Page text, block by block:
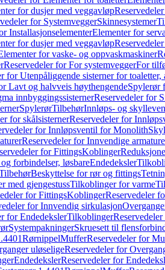
for dusjer med veggavløp
for SystemveggerSkinnesystemer
InstallasjonselementerElementer for
for dusjer med veggavløp
for vaske- og oppvaskmaskiner
Reservedeler for For systemveggerFor
for Utenpåliggende sisterner for toaletter,
Lavt og halvveis høythengendeSpylerør
innbyggingssisternerReservedeler for
SpylerørTilbehørInnløps- og
for skålsisternerReservedeler for
for Innløpsventil for Monolith
Reservedeler for Innvendige
for FittingsKoblinger
forbindelser, løsbareEndedeksler
Beskyttelse for rør og fittings
med gjengestussTilkoblinger for varme
for FittingsKoblingerReservedeler
for Innvendig sirkulasjon
for EndedekslerTilkoblinger
SystempakningerSkruesett til
RørnippelMufferReservedeler for
uløseligeReservedeler for
EndedekslerReservedeler for